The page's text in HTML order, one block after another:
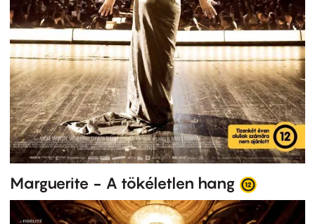
Marguerite - A tökéletlen hang